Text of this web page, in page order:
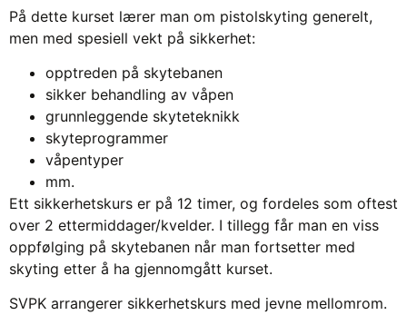
På dette kurset lærer man om pistolskyting generelt,
men med spesiell vekt på sikkerhet:
opptreden på skytebanen
sikker behandling av våpen
grunnleggende skyteteknikk
skyteprogrammer
våpentyper
mm.
Ett sikkerhetskurs er på 12 timer, og fordeles som oftest
over 2 ettermiddager/kvelder. I tillegg får man en viss
oppfølging på skytebanen når man fortsetter med
skyting etter å ha gjennomgått kurset.
SVPK arrangerer sikkerhetskurs med jevne mellomrom.